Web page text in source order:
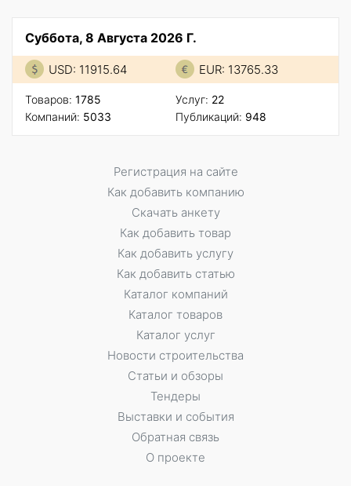
Суббота, 8 Августа 2026 Г.
USD: 11915.64 EUR: 13765.33
Товаров: 1785
Компаний: 5033
Услуг: 22
Публикаций: 948
Регистрация на сайте
Как добавить компанию
Скачать анкету
Как добавить товар
Как добавить услугу
Как добавить статью
Каталог компаний
Каталог товаров
Каталог услуг
Новости строительства
Статьи и обзоры
Тендеры
Выставки и события
Обратная связь
О проекте